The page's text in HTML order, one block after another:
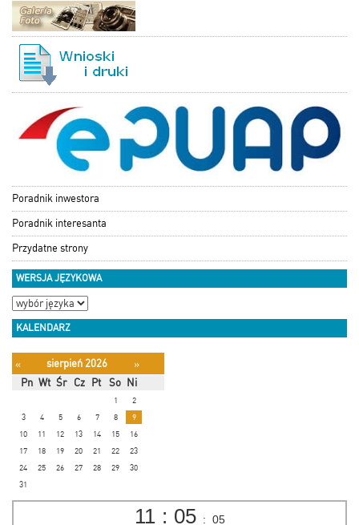
Poradnik inwestora
Poradnik interesanta
Przydatne strony
WERSJA JĘZYKOWA
KALENDARZ
« sierpień 2026
»
Pn Wt Śr Cz Pt So Ni
1
2
3
4 5 6 7 8
9
10
11 12 13 14 15
16
17
18 19 20 21 22
23
24
25 26 27 28 29
30
31
11 : 05 : 06